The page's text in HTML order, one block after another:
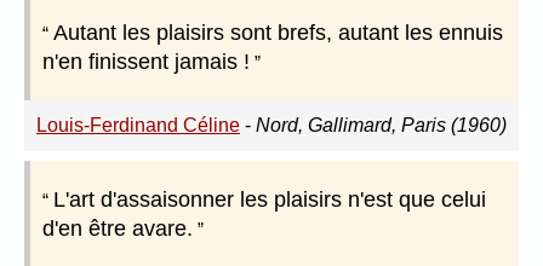
Autant les plaisirs sont brefs, autant les ennuis
n'en finissent jamais !
Louis-Ferdinand Céline - Nord, Gallimard, Paris (1960)
L'art d'assaisonner les plaisirs n'est que celui
d'en être avare.